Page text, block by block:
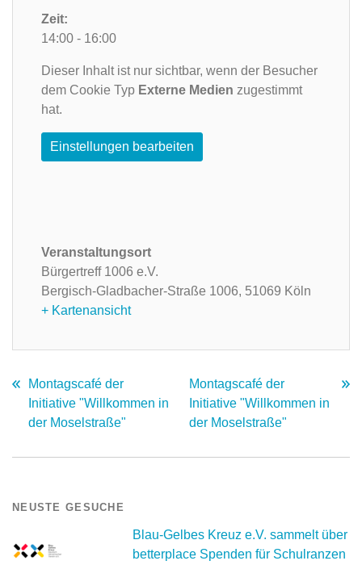
Zeit:
14:00 - 16:00
Dieser Inhalt ist nur sichtbar, wenn der Besucher
dem Cookie Typ Externe Medien zugestimmt
hat.
Einstellungen bearbeiten
Veranstaltungsort
Bürgertreff 1006 e.V.
Bergisch-Gladbacher-Straße 1006, 51069 Köln
+ Kartenansicht
Montagscafé der
Initiative "Willkommen in
der Moselstraße"
Montagscafé der
Initiative "Willkommen in
der Moselstraße"
NEUSTE GESUCHE
Blau-Gelbes Kreuz e.V. sammelt über
betterplace Spenden für Schulranzen